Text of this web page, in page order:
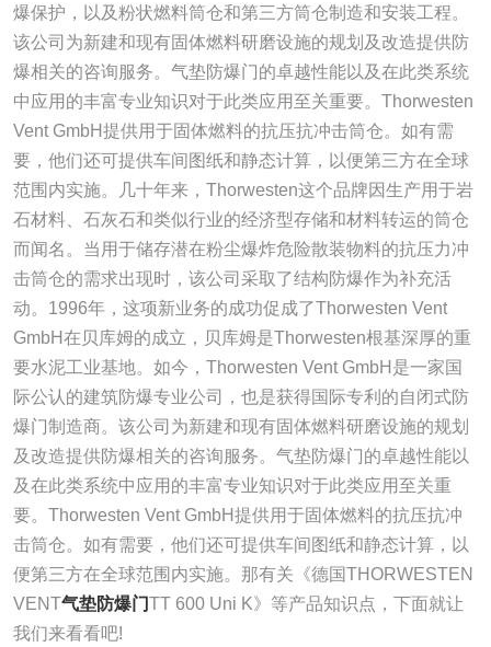
爆保护，以及粉状燃料筒仓和第三方筒仓制造和安装工程。
该公司为新建和现有固体燃料研磨设施的规划及改造提供防
爆相关的咨询服务。气垫防爆门的卓越性能以及在此类系统
中应用的丰富专业知识对于此类应用至关重要。Thorwesten
Vent GmbH提供用于固体燃料的抗压抗冲击筒仓。如有需
要，他们还可提供车间图纸和静态计算，以便第三方在全球
范围内实施。几十年来，Thorwesten这个品牌因生产用于岩
石材料、石灰石和类似行业的经济型存储和材料转运的筒仓
而闻名。当用于储存潜在粉尘爆炸危险散装物料的抗压力冲
击筒仓的需求出现时，该公司采取了结构防爆作为补充活
动。1996年，这项新业务的成功促成了Thorwesten Vent
GmbH在贝库姆的成立，贝库姆是Thorwesten根基深厚的重
要水泥工业基地。如今，Thorwesten Vent GmbH是一家国
际公认的建筑防爆专业公司，也是获得国际专利的自闭式防
爆门制造商。该公司为新建和现有固体燃料研磨设施的规划
及改造提供防爆相关的咨询服务。气垫防爆门的卓越性能以
及在此类系统中应用的丰富专业知识对于此类应用至关重
要。Thorwesten Vent GmbH提供用于固体燃料的抗压抗冲
击筒仓。如有需要，他们还可提供车间图纸和静态计算，以
便第三方在全球范围内实施。那有关《德国THORWESTEN
VENT气垫防爆门TT 600 Uni K》等产品知识点，下面就让
我们来看看吧!